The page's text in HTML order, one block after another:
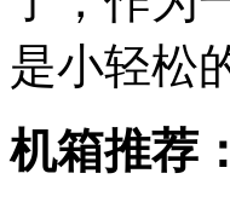
是小轻松
机箱推荐